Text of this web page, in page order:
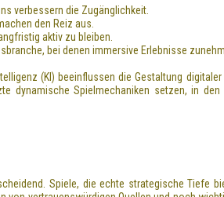
verbessern die Zugänglichkeit.
den Reiz aus.
aktiv zu bleiben.
bei denen immersive Erlebnisse
(KI) beeinflussen die Gestaltung
dynamische Spielmechaniken setzen, in
Spiele, die echte strategische Tiefe